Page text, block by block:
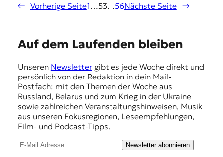
← Vorherige Seite1 …53…56Nächste Seite →
Auf dem Laufenden bleiben
Unseren Newslettergibt es jede Woche direkt und
persönlich von der Redaktion in dein Mail-
Postfach: mit den Themen der Woche aus
Russland, Belarus und zum Krieg in der Ukraine
sowie zahlreichen Veranstaltungshinweisen, Musik
aus unseren Fokusregionen, Leseempfehlungen,
Film- und Podcast-Tipps.
Newsletter abonnieren